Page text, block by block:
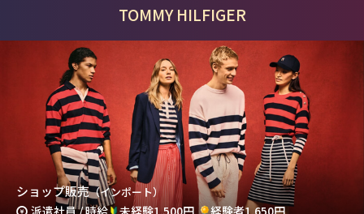
TOMMY HILFIGER
ショップ販売（インポート）
派遣社員 / 時給 未経験1,500円
経験者1,650円